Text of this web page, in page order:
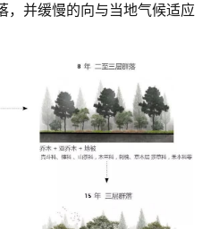
，并缓慢的向与当地气候适应